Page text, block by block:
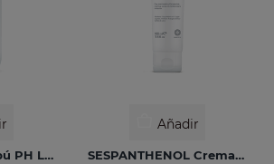
BABYSES Champú PH Lágrima
Añadir
SESPANTHENOL Crema Gel